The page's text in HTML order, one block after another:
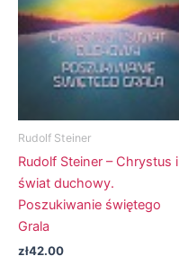
Rudolf Steiner
Rudolf Steiner – Chrystus i
świat duchowy.
Poszukiwanie świętego
Grala
zł42.00